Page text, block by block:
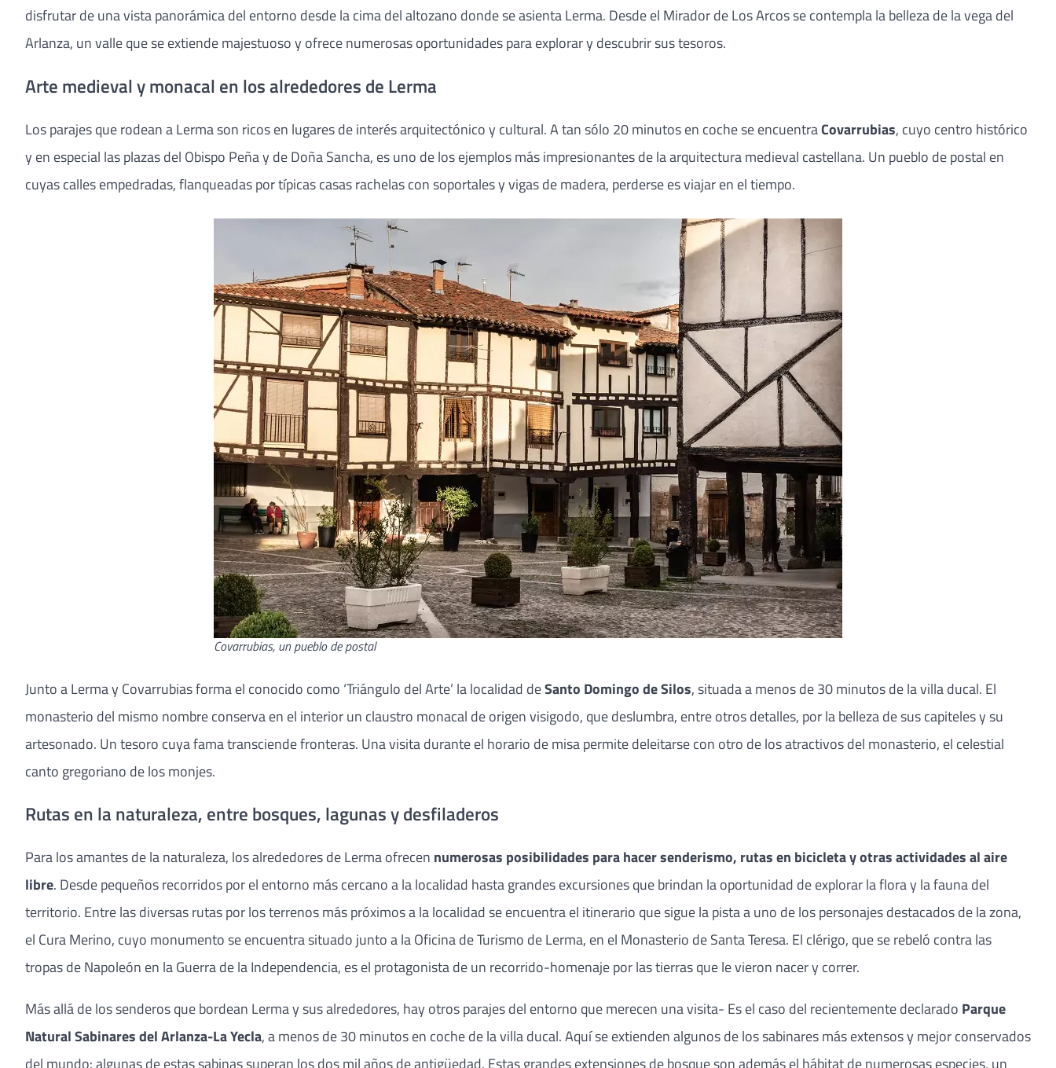
disfrutar de una vista panorámica del entorno desde la cima del altozano donde se asienta Lerma. Desde el Mirador de Los Arcos se contempla la belleza de la vega del
Arlanza, un valle que se extiende majestuoso y ofrece numerosas oportunidades para explorar y descubrir sus tesoros.
Arte medieval y monacal en los alrededores de Lerma
Los parajes que rodean a Lerma son ricos en lugares de interés arquitectónico y cultural. A tan sólo 20 minutos en coche se encuentraCovarrubias, cuyo centro histórico
y en especial las plazas del Obispo Peña y de Doña Sancha, es uno de los ejemplos más impresionantes de la arquitectura medieval castellana. Un pueblo de postal en
cuyas calles empedradas, flanqueadas por típicas casas rachelas con soportales y vigas de madera, perderse es viajar en el tiempo.
Covarrubias, un pueblo de postal
Junto a Lerma y Covarrubias forma el conocido como ‘Triángulo del Arte’ la localidad deSanto Domingo de Silos, situada a menos de 30 minutos de la villa ducal. El
monasterio del mismo nombre conserva en el interior un claustro monacal de origen visigodo, que deslumbra, entre otros detalles, por la belleza de sus capiteles y su
artesonado. Un tesoro cuya fama transciende fronteras. Una visita durante el horario de misa permite deleitarse con otro de los atractivos del monasterio, el celestial
canto gregoriano de los monjes.
Rutas en la naturaleza, entre bosques, lagunas y desfiladeros
Para los amantes de la naturaleza, los alrededores de Lerma ofrecen numerosas posibilidades para hacer senderismo, rutas en bicicleta y otras actividades al aire
libre. Desde pequeños recorridos por el entorno más cercano a la localidad hasta grandes excursiones que brindan la oportunidad de explorar la flora y la fauna del
territorio. Entre las diversas rutas por los terrenos más próximos a la localidad se encuentra el itinerario que sigue la pista a uno de los personajes destacados de la zona,
el Cura Merino, cuyo monumento se encuentra situado junto a la Oficina de Turismo de Lerma, en el Monasterio de Santa Teresa. El clérigo, que se rebeló contra las
tropas de Napoleón en la Guerra de la Independencia, es el protagonista de un recorrido-homenaje por las tierras que le vieron nacer y correr.
Más allá de los senderos que bordean Lerma y sus alrededores, hay otros parajes del entorno que merecen una visita- Es el caso del recientemente declarado Parque
Natural Sabinares del Arlanza-La Yecla, a menos de 30 minutos en coche de la villa ducal. Aquí se extienden algunos de los sabinares más extensos y mejor conservados
del mundo: algunas de estas sabinas superan los dos mil años de antigüedad. Estas grandes extensiones de bosque son además el hábitat de numerosas especies, un